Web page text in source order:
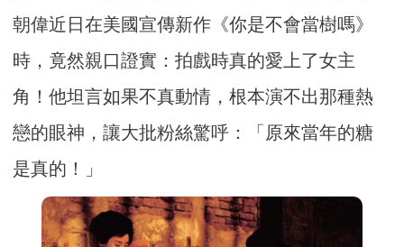
朝偉近日在美國宣傳新作《你是不會當樹嗎》
時，竟然親口證實：拍戲時真的愛上了女主
角！他坦言如果不真動情，根本演不出那種熱
戀的眼神，讓大批粉絲驚呼：「原來當年的糖
是真的！」